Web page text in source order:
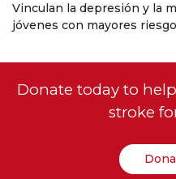
Vinculan la depresión y la
jóvenes con mayores
Donate today to
stroke